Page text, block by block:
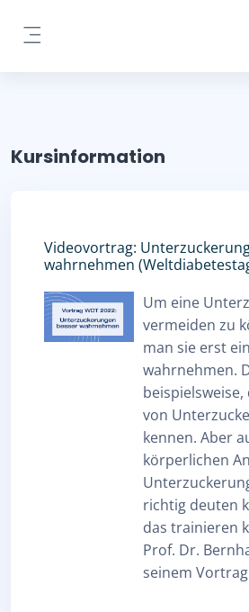
Kursinformation
Videovortrag:
wahrnehmen
Um eine
vermeiden zu
man sie erst
wahrnehmen.
von
kennen. Aber
körperlichen
richtig deuten
das trainieren
Prof. Dr.
seinem